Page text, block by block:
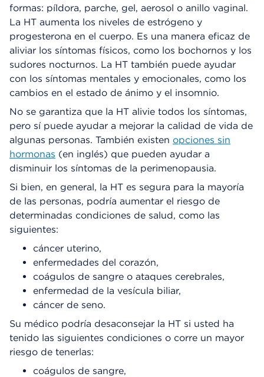
formas: píldora, parche, gel, aerosol o anillo vaginal.
La HT aumenta los niveles de estrógeno y
progesterona en el cuerpo. Es una manera eficaz de
aliviar los síntomas físicos, como los bochornos y los
sudores nocturnos. La HT también puede ayudar
con los síntomas mentales y emocionales, como los
cambios en el estado de ánimo y el insomnio.
No se garantiza que la HT alivie todos los síntomas,
pero sí puede ayudar a mejorar la calidad de vida de
algunas personas. También existen opciones sin
hormonas (en inglés) que pueden ayudar a
disminuir los síntomas de la perimenopausia.
Si bien, en general, la HT es segura para la mayoría
de las personas, podría aumentar el riesgo de
determinadas condiciones de salud, como las
siguientes:
cáncer uterino,
enfermedades del corazón,
coágulos de sangre o ataques cerebrales,
enfermedad de la vesícula biliar,
cáncer de seno.
Su médico podría desaconsejar la HT si usted ha
tenido las siguientes condiciones o corre un mayor
riesgo de tenerlas:
coágulos de sangre,